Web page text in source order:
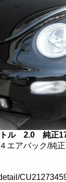
ル 2.0 純正17
エアバック/純